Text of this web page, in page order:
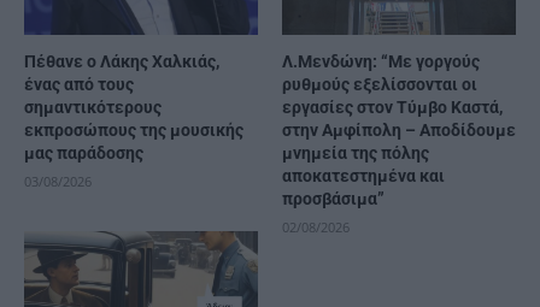
Πέθανε ο Λάκης Χαλκιάς,
ένας από τους
σημαντικότερους
εκπροσώπους της μουσικής
μας παράδοσης
03/08/2026
Λ.Μενδώνη: “Με γοργούς
ρυθμούς εξελίσσονται οι
εργασίες στον Τύμβο Καστά,
στην Αμφίπολη – Αποδίδουμε
μνημεία της πόλης
αποκατεστημένα και
προσβάσιμα”
02/08/2026